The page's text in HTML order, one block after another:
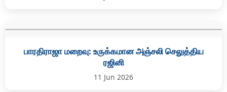
பாரதிராஜா மறைவு: உருக்கமான அஞ்சலி செலுத்திய
ரஜினி
11 Jun 2026